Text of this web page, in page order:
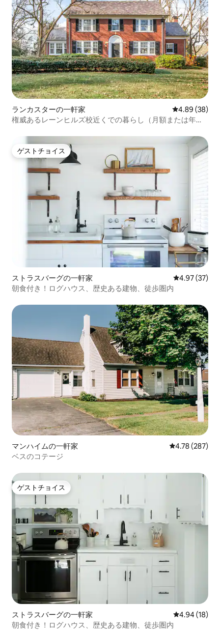
ランカスターの一軒家 レビュー38
4.89 (38)
権威あるレーンヒルズ校近くでの暮らし（月額または年
ゲストチョイス
ゲストチョイス
ストラスバーグの一軒家 レビュー37
4.97 (37)
朝食付き！ログハウス、歴史ある建物、徒歩圏内
マンハイムの一軒家 レビュー287
4.78 (287)
ベスのコテージ
ゲストチョイス
ゲストチョイス
ストラスバーグの一軒家 レビュー18
4.94 (18)
朝食付き！ログハウス、歴史ある建物、徒歩圏内